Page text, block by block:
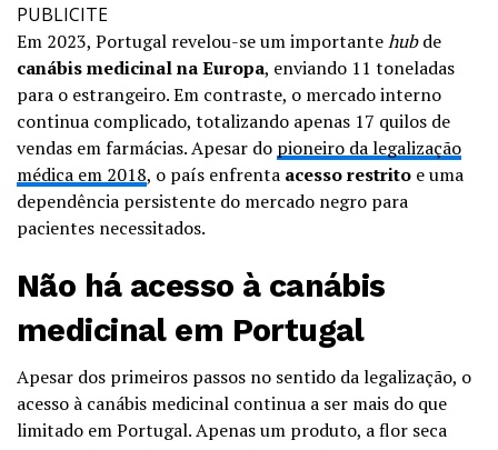
PUBLICITE
Em 2023, Portugal revelou-se um importantehubde
canábis medicinal na Europa, enviando 11 toneladas
para o estrangeiro. Em contraste, o mercado interno
continua complicado, totalizando apenas 17 quilos de
vendas em farmácias. Apesar do pioneiro da legalização
médica em 2018, o país enfrenta acesso restrito e uma
dependência persistente do mercado negro para
pacientes necessitados.
Não há acesso à canábis
medicinal em Portugal
Apesar dos primeiros passos no sentido da legalização, o
acesso à canábis medicinal continua a ser mais do que
limitado em Portugal. Apenas um produto, a flor seca